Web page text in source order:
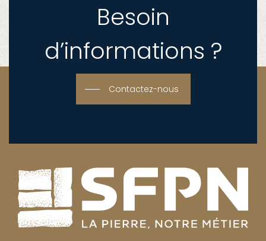
Besoin
d’informations ?
Contactez-nous